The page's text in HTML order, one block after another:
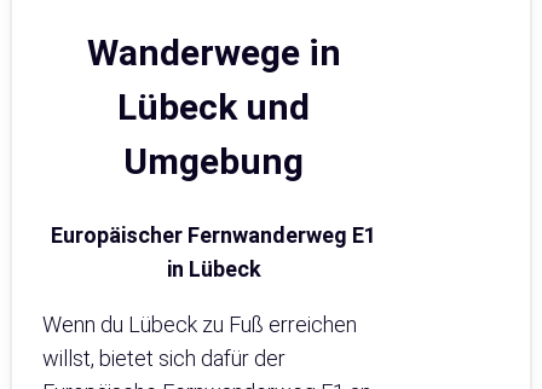
Wanderwege in
Lübeck und
Umgebung
Europäischer Fernwanderweg E1
in Lübeck
Wenn du Lübeck zu Fuß erreichen
willst, bietet sich dafür der